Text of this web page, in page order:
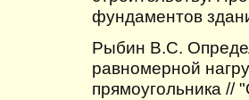
фундаментов
Рыбин В.С.
равномерной
прямоугольника